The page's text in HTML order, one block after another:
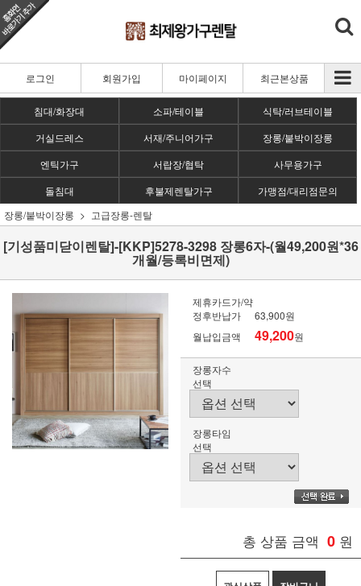
로그인 회원가입 마이페이지 최근본상품
침대/화장대 소파/테이블
식탁/러브테이블
거실드레스
서재/주니어가구
장롱/붙박이장롱
엔틱가구
서랍장/협탁
사무용가구
돌침대
후불제렌탈가구
가맹점/대리점문의
장롱/붙박이장롱
고급장롱-렌탈
[기성품미닫이렌탈]-[KKP]5278-3298 장롱6자-(월49,200원*36
개월/등록비면제)
제휴카드가/약
정후반납가
63,900원
월납입금액
49,200원
장롱자수
선택
장롱타임
선택
총 상품 금액 0 원